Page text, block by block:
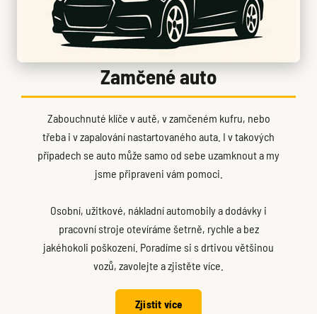
Zamčené auto
Zabouchnuté klíče v autě, v zamčeném kufru, nebo
třeba i v zapalování nastartovaného auta. I v takových
případech se auto může samo od sebe uzamknout a my
jsme připraveni vám pomoci.
Osobní, užitkové, nákladní automobily a dodávky i
pracovní stroje otevíráme šetrně, rychle a bez
jakéhokoli poškození. Poradíme si s drtivou většinou
vozů, zavolejte a zjistěte více.
Zjistit více